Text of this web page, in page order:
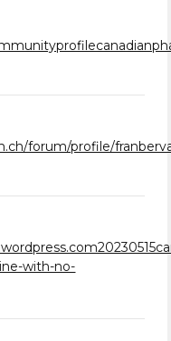
forum/profile/
with-no-